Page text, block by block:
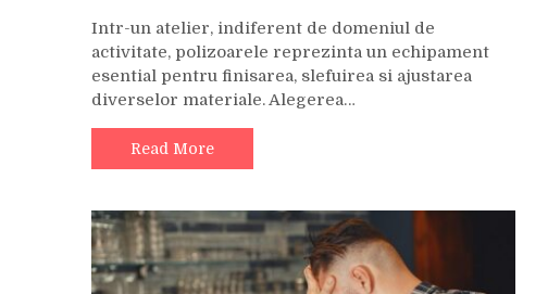
Intr-un atelier, indiferent de domeniul de
activitate, polizoarele reprezinta un echipament
esential pentru finisarea, slefuirea si ajustarea
diverselor materiale. Alegerea…
Read More